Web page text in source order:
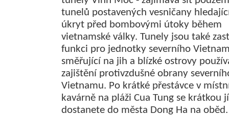
tunelů postavených vesničany
úkryt před bombovými útoky během
vietnamské války. Tunely jsou také
funkci pro jednotky severního
směřující na jih a blízké ostrovy
zajištění protivzdušné obrany
Vietnamu. Po krátké přestávce v
kavárně na pláži Cua Tung se krátkou
dostanete do města Dong Ha na oběd.